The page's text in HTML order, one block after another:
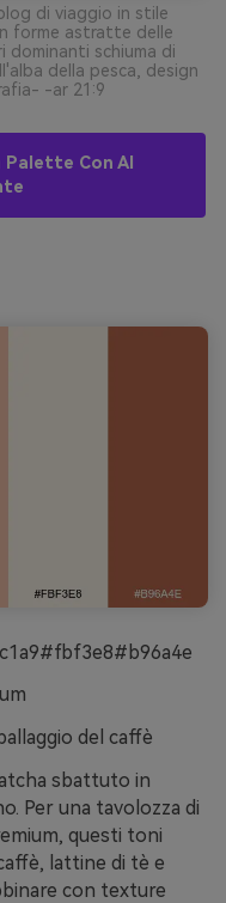
di viaggio in stile
forme astratte delle
schiuma di
della pesca, design
-ar 21:9
Palette Con AI
del caffè
sbattuto in
Per una tavolozza di
questi toni
lattine di tè e
con texture